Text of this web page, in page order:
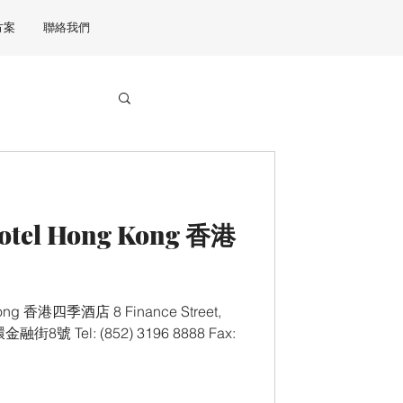
案 聯絡我們
Hong Kong 香港
香港四季酒店 8 Finance Street,
融街8號 Tel: (852) 3196 8888 Fax: